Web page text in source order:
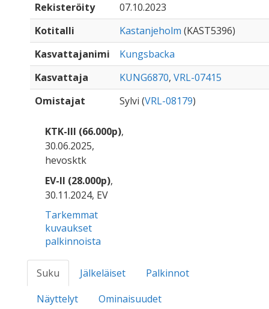
Rekisteröity
07.10.2023
Kotitalli
Kastanjeholm (KAST5396)
Kasvattajanimi
Kungsbacka
Kasvattaja
KUNG6870, VRL-07415
Omistajat
Sylvi (VRL-08179)
KTK-III (66.000p),
30.06.2025,
hevosktk
EV-II (28.000p),
30.11.2024, EV
Tarkemmat
kuvaukset
palkinnoista
Suku Jälkeläiset
Palkinnot
Näyttelyt
Ominaisuudet